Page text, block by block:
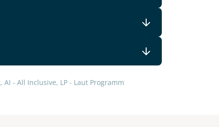
AI - All Inclusive, LP - Laut Programm